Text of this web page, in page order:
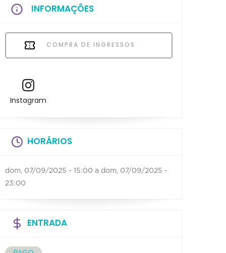
INFORMAÇÕES
COMPRA DE INGRESSOS
Instagram
HORÁRIOS
dom, 07/09/2025 - 15:00 a dom, 07/09/2025 -
23:00
ENTRADA